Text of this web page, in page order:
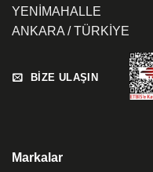
YENİMAHALLE
ANKARA / TÜRKİYE
BİZE ULAŞIN
Markalar